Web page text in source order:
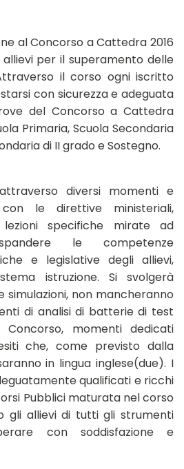
al Concorso a Cattedra 2016
per il superamento delle
il corso ogni iscritto
con sicurezza e adeguata
del Concorso a Cattedra
Primaria, Scuola Secondaria
di II grado e Sostegno.
diversi momenti e
le direttive ministeriali,
specifiche mirate ad
le competenze
e legislative degli allievi,
istruzione. Si svolgerà
non mancheranno
di analisi di batterie di test
momenti dedicati
che, come previsto dalla
in lingua inglese(due). I
qualificati e ricchi
Pubblici maturata nel corso
gli allievi di tutti gli strumenti
con soddisfazione e